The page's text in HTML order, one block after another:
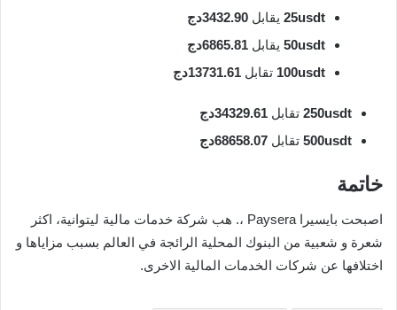
25usdt يقابل 3432.90دج
50usdt يقابل 6865.81دج
100usdt تقابل 13731.61دج
250usdt تقابل 34329.61دج
500usdt تقابل 68658.07دج
خاتمة
اصبحت بايسيرا Paysera ،. هب شركة خدمات مالية ليتوانية، اكثر
شعرة و شعبية من البنوك المحلية الرائجة في العالم بسبب مزاياها و
اختلافها عن شركات الخدمات المالية الاخرى.